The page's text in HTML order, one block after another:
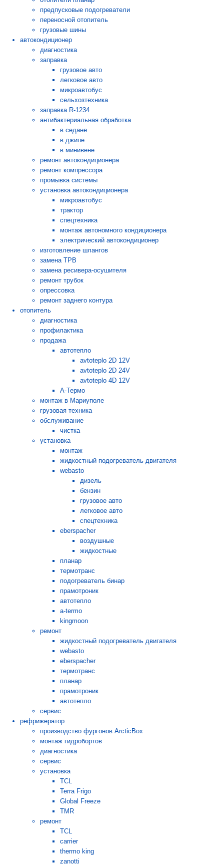
предпусковые подогреватели
переносной отопитель
грузовые шины
автокондиционер
диагностика
заправка
грузовое авто
легковое авто
микроавтобус
сельхозтехника
заправка R-1234
антибактериальная обработка
в седане
в джипе
в минивене
ремонт автокондиционера
ремонт компрессора
промывка системы
установка автокондиционера
микроавтобус
трактор
спецтехника
монтаж автономного кондиционера
электрический автокондиционер
изготовление шлангов
замена ТРВ
замена ресивера-осушителя
ремонт трубок
опрессовка
ремонт заднего контура
отопитель
диагностика
профилактика
продажа
автотепло
avtoteplo 2D 12V
avtoteplo 2D 24V
avtoteplo 4D 12V
А-Термо
монтаж в Мариуполе
грузовая техника
обслуживание
чистка
установка
монтаж
жидкостный подогреватель двигателя
webasto
дизель
бензин
грузовое авто
легковое авто
спецтехника
eberspacher
воздушные
жидкостные
планар
термотранс
подогреватель бинар
прамотроник
автотепло
a-termo
kingmoon
ремонт
жидкостный подогреватель двигателя
webasto
eberspacher
термотранс
планар
прамотроник
автотепло
сервис
рефрижератор
производство фургонов ArcticBox
монтаж гидробортов
диагностика
сервис
установка
TCL
Terra Frigo
Global Freeze
TMR
ремонт
TCL
carrier
thermo king
zanotti